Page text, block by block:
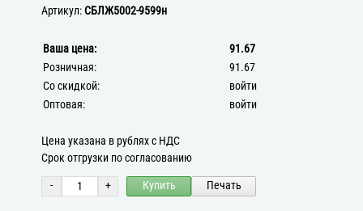
Артикул:СБЛЖ5002-9599н
Ваша цена:
91.67
Розничная:
91.67
Со скидкой:
войти
Оптовая:
войти
Цена указана в рублях с НДС
Срок отгрузки по согласованию
- + Купить Печать